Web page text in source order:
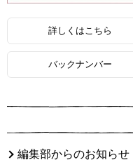
詳しくはこちら
バックナンバー
編集部からのお知らせ